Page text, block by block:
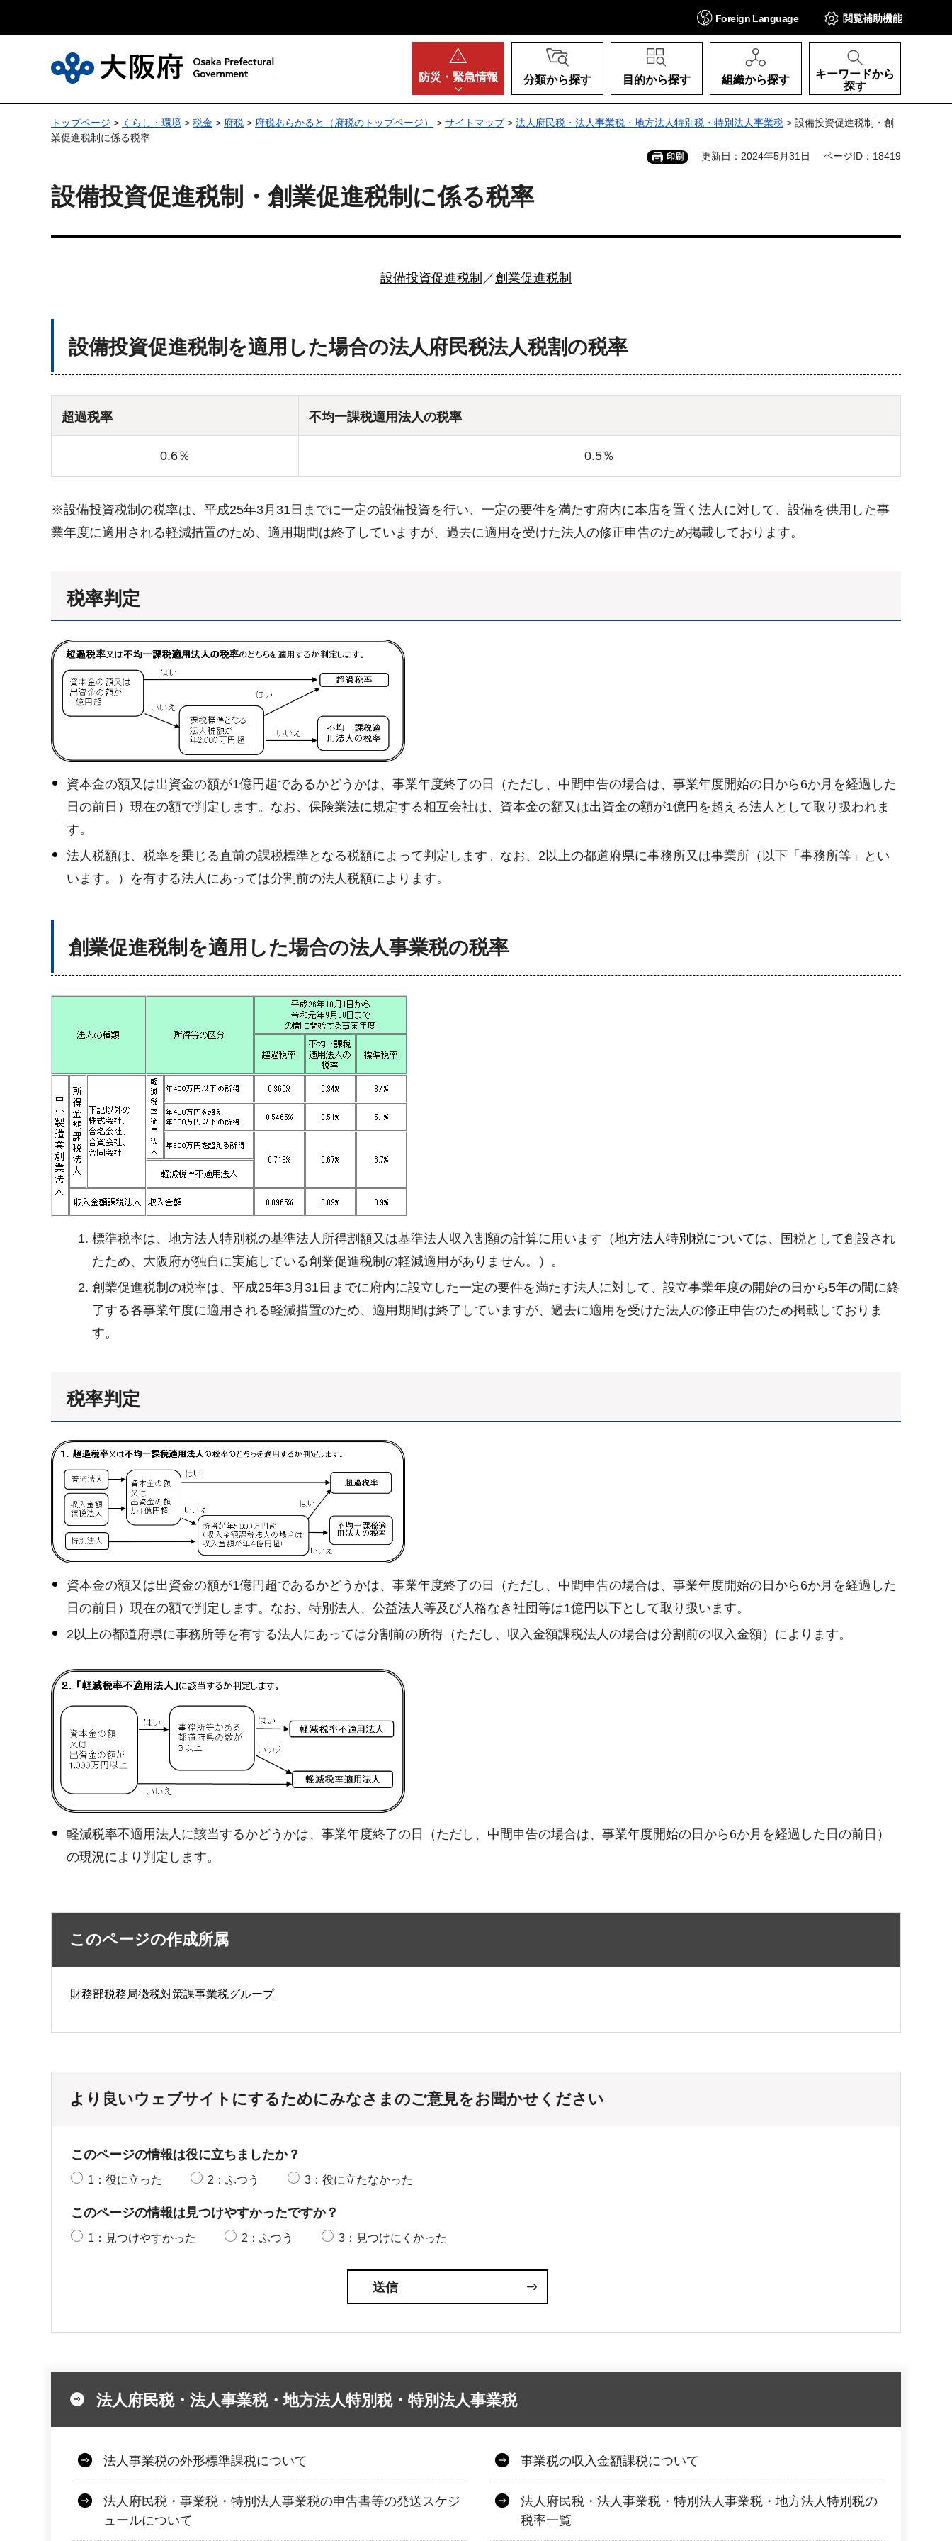
Foreign Language 閲覧補助機能
防災・ 緊急情報 分類から探す 目的から探す 組織から探す
キーワードから
探す
トップページ > くらし・環境 > 税金 > 府税 > 府税あらかると（府税のトップページ） > サイトマップ> 法人府民税・法人事業税・地方法人特別税・特別法人事業税 > 設備投資促進税制・創
業促進税制に係る税率
印刷 更新日：2024年5月31日 ページID：18419
設備投資促進税制・創業促進税制に係る税率
設備投資促進税制 ／創業促進税制
設備投資促進税制を適用した場合の法人府民税法人税割の税率
超過税率 不均一課税適用法人の税率
0.6％ 0.5％
※設備投資税制の税率は、平成25年3月31日までに一定の設備投資を行い、一定の要件を満たす府内に本店を置く法人に対して、設備を供用した事
業年度に適用される軽減措置のため、適用期間は終了していますが、過去に適用を受けた法人の修正申告のため掲載しております。
税率判定
資本金の額又は出資金の額が1億円超であるかどうかは、事業年度終了の日（ただし、中間申告の場合は、事業年度開始の日から6か月を経過した
日の前日）現在の額で判定します。なお、保険業法に規定する相互会社は、資本金の額又は出資金の額が1億円を超える法人として取り扱われま
す。
法人税額は、税率を乗じる直前の課税標準となる税額によって判定します。なお、2以上の都道府県に事務所又は事業所（以下「事務所等」とい
います。）を有する法人にあっては分割前の法人税額によります。
創業促進税制を適用した場合の法人事業税の税率
標準税率は、地方法人特別税の基準法人所得割額又は基準法人収入割額の計算に用います（地方法人特別税については、国税として創設され
たため、大阪府が独自に実施している創業促進税制の軽減適用がありません。）。
創業促進税制の税率は、平成25年3月31日までに府内に設立した一定の要件を満たす法人に対して、設立事業年度の開始の日から5年の間に終
了する各事業年度に適用される軽減措置のため、適用期間は終了していますが、過去に適用を受けた法人の修正申告のため掲載しておりま
す。
税率判定
資本金の額又は出資金の額が1億円超であるかどうかは、事業年度終了の日（ただし、中間申告の場合は、事業年度開始の日から6か月を経過した
日の前日）現在の額で判定します。なお、特別法人、公益法人等及び人格なき社団等は1億円以下として取り扱います。
2以上の都道府県に事務所等を有する法人にあっては分割前の所得（ただし、収入金額課税法人の場合は分割前の収入金額）によります。
軽減税率不適用法人に該当するかどうかは、事業年度終了の日（ただし、中間申告の場合は、事業年度開始の日から6か月を経過した日の前日）
の現況により判定します。
このページの作成所属
財務部税務局徴税対策課事業税グループ
より良いウェブサイトにするためにみなさまのご意見をお聞かせください
このページの情報は役に立ちましたか？
1：役に立った 2：ふつう 3：役に立たなかった
このページの情報は見つけやすかったですか？
1：見つけやすかった 2：ふつう 3：見つけにくかった
法人府民税・法人事業税・地方法人特別税・特別法人事業税
法人事業税の外形標準課税について 事業税の収入金額課税について
法人府民税・事業税・特別法人事業税の申告書等の発送スケジ
ュールについて
法人府民税・法人事業税・特別法人事業税・地方法人特別税の
税率一覧